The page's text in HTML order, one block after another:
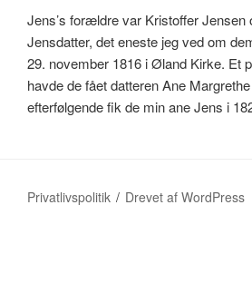
Jens’s forældre var Kristoffer Jensen
Jensdatter, det eneste jeg ved om
29. november 1816 i Øland Kirke. Et
havde de fået datteren Ane
efterfølgende fik de min ane Jens i
Privatlivspolitik Drevet af WordPress